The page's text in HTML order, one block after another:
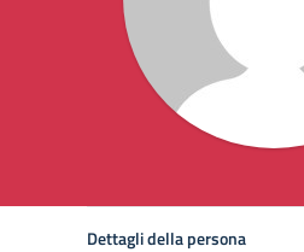
Dettagli della persona